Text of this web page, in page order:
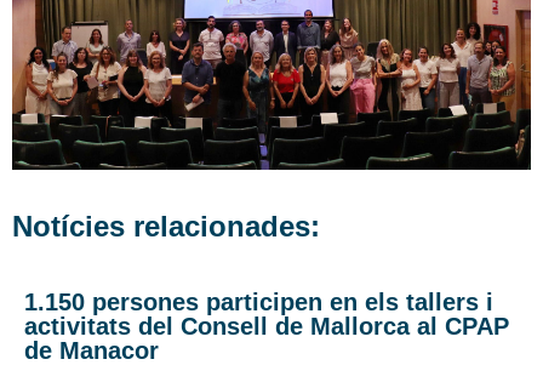
Notícies relacionades:
1.150 persones participen en els tallers i
activitats del Consell de Mallorca al CPAP
de Manacor